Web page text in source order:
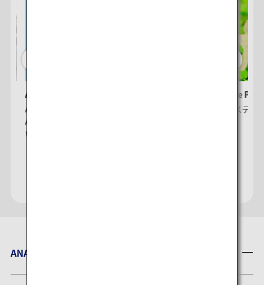
ANAメールマガジンのご案内
ANAマイレージクラブ会員のお客様へ、
ANAからのお知らせやおトク情報をお届け
いたします。
ANA Future
ANA × サステナ
ANAからのお知らせ